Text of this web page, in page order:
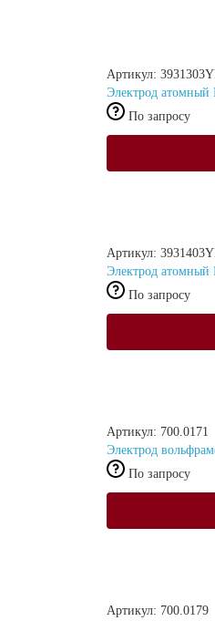
Артикул:
Электрод
По запросу
Артикул:
Электрод
По запросу
Артикул: 700.0171
Электрод
По запросу
Артикул: 700.0179